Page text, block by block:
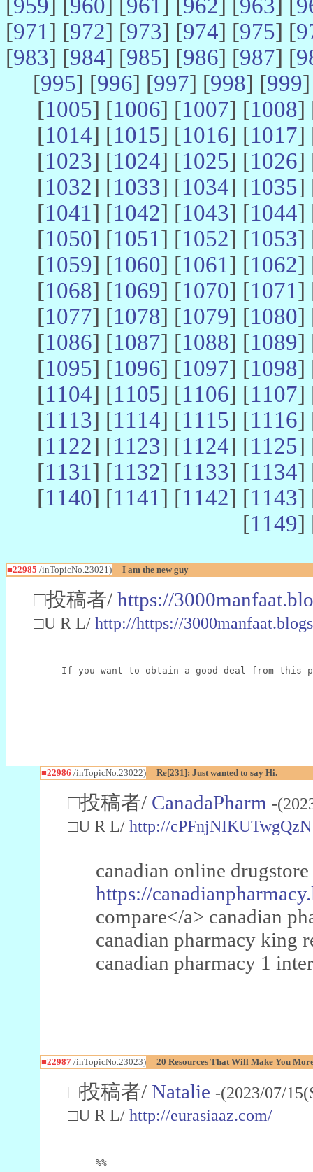
959 960 961 962 963
[971] [972] [973] [974] [975] [
[983] [984] [985] [986] [987] [
[995] [996] [997] [998] [999
[1005] [1006] [1007] [1008]
[1014] [1015] [1016] [1017]
[1023] [1024] [1025] [1026]
[1032] [1033] [1034] [1035]
[1041] [1042] [1043] [1044]
[1050] [1051] [1052] [1053]
[1059] [1060] [1061] [1062]
[1068] [1069] [1070] [1071]
[1077] [1078] [1079] [1080]
[1086] [1087] [1088] [1089]
[1095] [1096] [1097] [1098]
[1104] [1105] [1106] [1107]
[1113] [1114] [1115] [1116]
[1122] [1123] [1124] [1125]
[1131] [1132] [1133] [1134]
[1140] [1141] [1142] [1143]
[1149]
■22985 /inTopicNo.23021) I am the new guy
□投稿者/ https://
□U R L/ http://https://
If you want to obtain a good deal from this
■22986 /inTopicNo.23022) Re[231]: Just wanted to say Hi.
□投稿者/ CanadaPharm -
□U R L/ http://cPFnjNIKUTwgQzN
canadian online
https://
compare</a> canadian
canadian pharmacy king
canadian pharmacy 1
■22987/inTopicNo.23023) 20 Resources That Will Make You
□投稿者/ Natalie -(2023/07/
□U R L/ http://eurasiaaz.com/
%%